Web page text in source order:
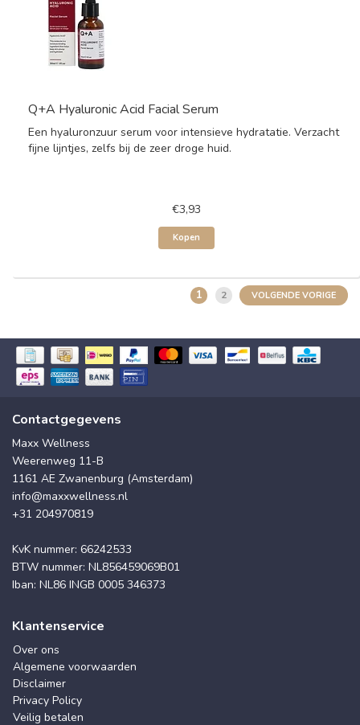
Q+A Hyaluronic Acid Facial Serum
Een hyaluronzuur serum voor intensieve hydratatie. Verzacht
fijne lijntjes, zelfs bij de zeer droge huid.
€3,93
Kopen
1 2 VOLGENDE VORIGE
Contactgegevens
Maxx Wellness
Weerenweg 11-B
1161 AE Zwanenburg (Amsterdam)
info@maxxwellness.nl
+31 204970819
KvK nummer: 66242533
BTW nummer: NL856459069B01
Iban: NL86 INGB 0005 346373
Klantenservice
Over ons
Algemene voorwaarden
Disclaimer
Privacy Policy
Veilig betalen